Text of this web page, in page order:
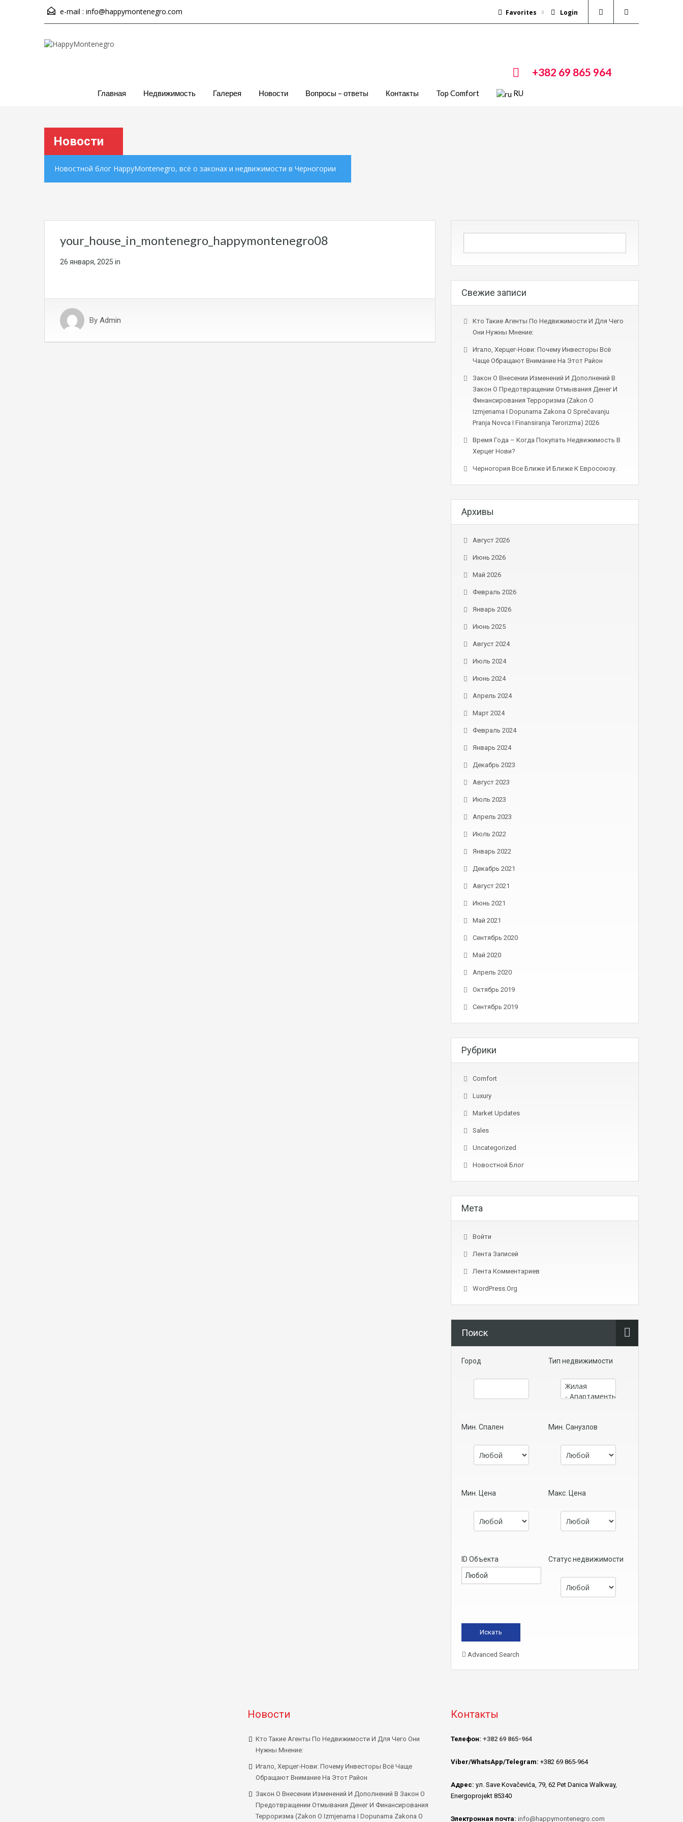
e-mail : info@happymontenegro.com Favorites Login
+382 69 865 964
Главная Недвижимость Галерея Новости Вопросы – ответы Контакты Top Comfort RU
Новости
Новостной блог HappyMontenegro, всё о законах и недвижимости в Черногории
your_house_in_montenegro_happymontenegro08
26 января, 2025 in
By Admin
Свежие записи
Кто Такие Агенты По Недвижимости И Для Чего
Они Нужны Мнение:
Игало, Херцег-Нови: Почему Инвесторы Всё
Чаще Обращают Внимание На Этот Район
Закон О Внесении Изменений И Дополнений В
Закон О Предотвращении Отмывания Денег И
Финансирования Терроризма (Zakon O
Izmjenama I Dopunama Zakona O Sprečavanju
Pranja Novca I Finansiranja Terorizma) 2026
Время Года – Когда Покупать Недвижимость В
Херцег Нови?
Черногория Все Ближе И Ближе К Евросоюзу.
Архивы
Август 2026
Июнь 2026
Май 2026
Февраль 2026
Январь 2026
Июнь 2025
Август 2024
Июль 2024
Июнь 2024
Апрель 2024
Март 2024
Февраль 2024
Январь 2024
Декабрь 2023
Август 2023
Июль 2023
Апрель 2023
Июль 2022
Январь 2022
Декабрь 2021
Август 2021
Июнь 2021
Май 2021
Сентябрь 2020
Май 2020
Апрель 2020
Октябрь 2019
Сентябрь 2019
Рубрики
Comfort
Luxury
Market Updates
Sales
Uncategorized
Новостной Блог
Мета
Войти
Лента Записей
Лента Комментариев
WordPress.org
Поиск
Город Тип недвижимости
Мин. Спален Мин. Санузлов
Мин. Цена Макс. Цена
ID Объекта Статус недвижимости
Advanced Search
Новости
Кто Такие Агенты По Недвижимости И Для Чего Они
Нужны Мнение:
Игало, Херцег-Нови: Почему Инвесторы Всё Чаще
Обращают Внимание На Этот Район
Закон О Внесении Изменений И Дополнений В Закон О
Предотвращении Отмывания Денег И Финансирования
Терроризма (Zakon O Izmjenama I Dopunama Zakona O
Контакты
Телефон: +382 69 865-964
Viber/WhatsApp/Telegram: +382 69 865-964
Адрес: ул. Save Kovačevića, 79, 62 Pet Danica Walkway,
Energoprojekt 85340
Электронная почта: info@happymontenegro.com